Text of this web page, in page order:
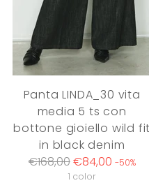
Panta LINDA_30 vita
media 5 ts con
bottone gioiello wild fit
in black denim
Regular
€168,00€84,00 -50%
1 color